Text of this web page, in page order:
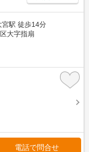
駅 徒歩14分
大字指扇
電話で問合せ